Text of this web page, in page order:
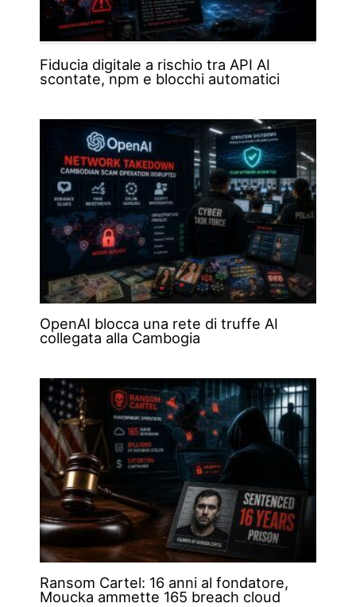
Fiducia digitale a rischio tra API AI
scontate, npm e blocchi automatici
OpenAI blocca una rete di truffe AI
collegata alla Cambogia
Ransom Cartel: 16 anni al fondatore,
Moucka ammette 165 breach cloud